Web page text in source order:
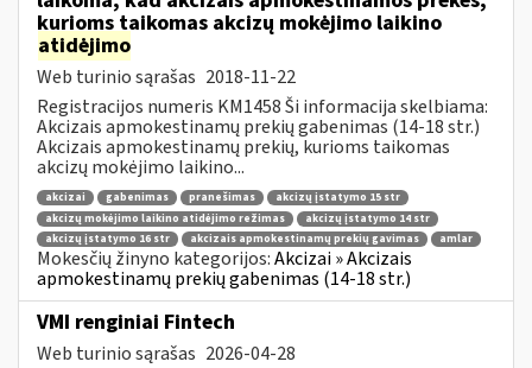
kurioms taikomas akcizų mokėjimo laikino
atidėjimo
Web turinio sąrašas 2018-11-22
Registracijos numeris KM1458 Ši informacija skelbiama:
Akcizais apmokestinamų prekių gabenimas (14-18 str.)
Akcizais apmokestinamų prekių, kurioms taikomas
akcizų mokėjimo laikino...
akcizai gabenimas pranešimas
akcizų įstatymo 15 str
akcizų mokėjimo laikino atidėjimo režimas
akcizų įstatymo 14 str
akcizų įstatymo 16 str
akcizais apmokestinamų prekių gavimas amlar
Mokesčių žinyno kategorijos:Akcizai » Akcizais
apmokestinamų prekių gabenimas (14-18 str.)
VMI renginiai Fintech
Web turinio sąrašas 2026-04-28